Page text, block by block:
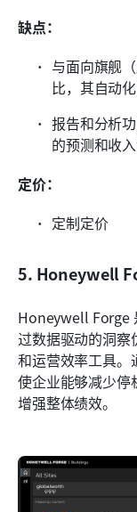
缺点：
与面向旗舰
比，其自动
报告和分析
的预测和收入
定价：
定制定价
5. Honeywell
Honeywell Forge
过数据驱动的洞察
和运营效率工具
使企业能够减少停
增强整体绩效。